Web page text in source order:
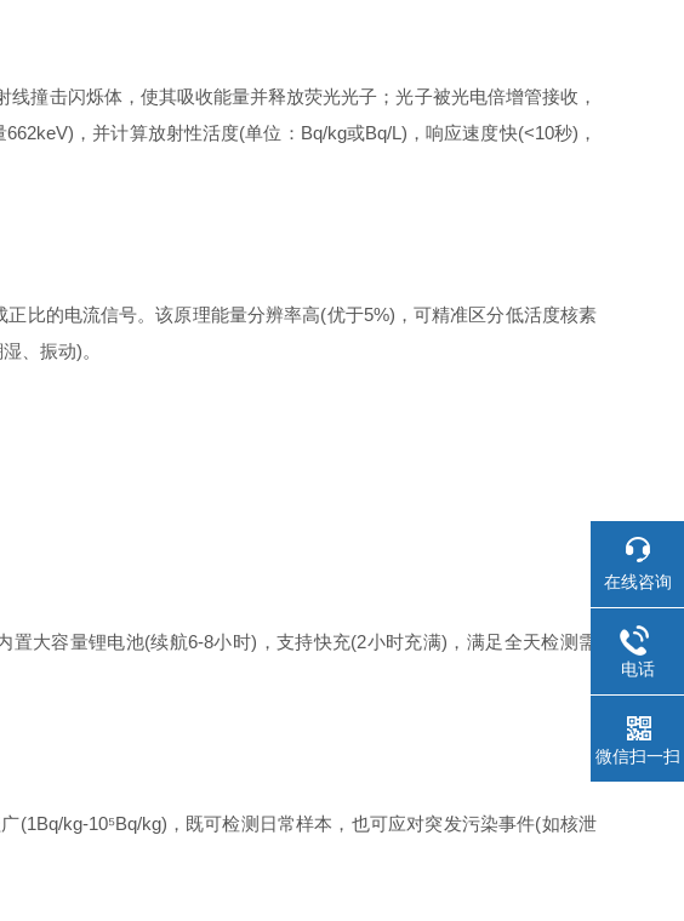
击闪烁体，使其吸收能量并释放荧光光子；光子被光电倍增管接收，
，并计算放射性活度(单位：Bq/kg或Bq/L)，响应速度快(<10秒)，
的电流信号。该原理能量分辨率高(优于5%)，可精准区分低活度核素
、振动)。​
大容量锂电池(续航6-8小时)，支持快充(2小时充满)，满足全天检测需
kg-10⁵Bq/kg)，既可检测日常样本，也可应对突发污染事件(如核泄
在线咨询
电话
微信扫一扫